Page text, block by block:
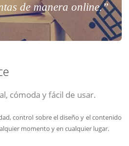
de manera online.”
cómoda y fácil de usar.
control sobre el diseño y el contenido
momento y en cualquier lugar.